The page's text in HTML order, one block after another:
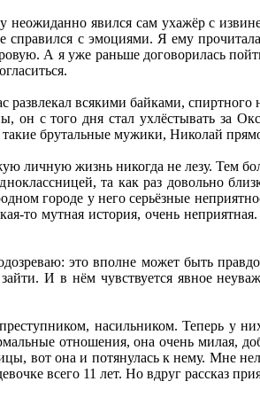
явился сам ухажёр с
справился с эмоциями. Я ему
А я уже раньше договорилась
всякими байками,
он с того дня стал ухлёстывать за
брутальные мужики, Николай
личную жизнь никогда не лезу. Тем
та как раз довольно
городе у него серьёзные
то мутная история, очень
это вполне может быть
зайти. И в нём чувствуется явное
насильником. Теперь у
отношения, она очень милая,
вот она и потянулась к нему. Мне
всего 11 лет. Но вдруг рассказ